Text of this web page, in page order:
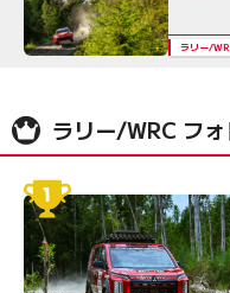
ラリー/
ラリー/WRC フ